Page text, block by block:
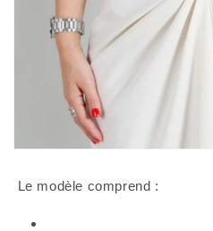
Le modèle comprend :